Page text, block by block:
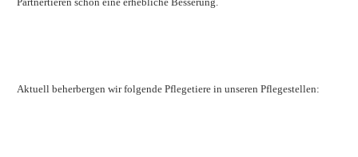
Aktuell beherbergen wir folgende Pflegetiere in unseren Pflegestellen: